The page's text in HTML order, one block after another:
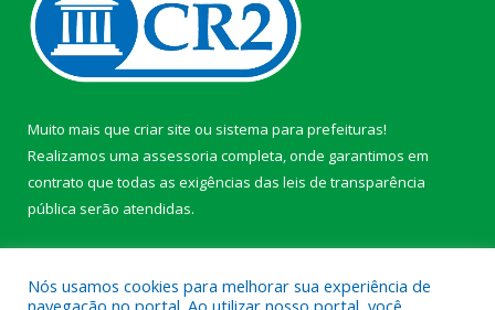
Muito mais que criar site ou sistema para prefeituras!
Realizamos uma assessoria completa, onde garantimos em
contrato que todas as exigências das leis de transparência
pública serão atendidas.
Nós usamos cookies para melhorar sua experiência de
navegação no portal. Ao utilizar nosso portal, você